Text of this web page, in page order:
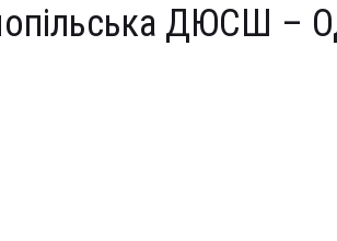
ДЮСШ –